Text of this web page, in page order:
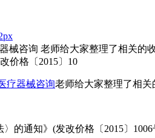
械咨询 老师给大家整理了相关
价格〔2015〕10
疗器械咨询老师给大家整理了相关
通知》(发改价格〔2015〕1006